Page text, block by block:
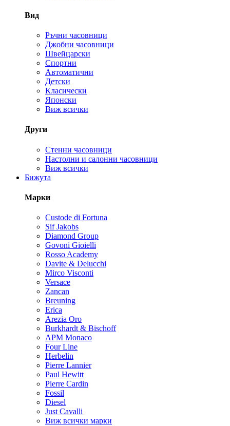
Вид
Ръчни часовници
Джобни часовници
Швейцарски
Спортни
Автоматични
Детски
Класически
Японски
Виж всички
Други
Стенни часовници
Настолни и салонни часовници
Виж всички
Бижута
Марки
Custode di Fortuna
Sif Jakobs
Diamond Group
Govoni Gioielli
Rosso Academy
Davite & Delucchi
Mirco Visconti
Versace
Zancan
Breuning
Erica
Arezia Oro
Burkhardt & Bischoff
APM Monaco
Four Line
Herbelin
Pierre Lannier
Paul Hewitt
Pierre Cardin
Fossil
Diesel
Just Cavalli
Виж всички марки